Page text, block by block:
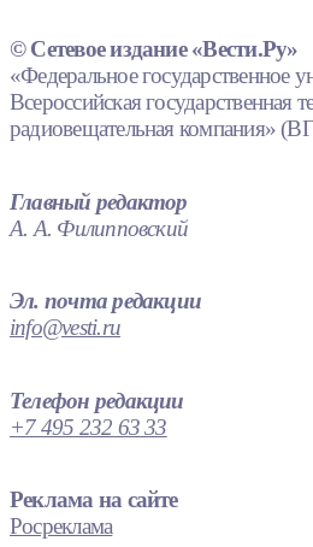
© Сетевое издание «Вести.Ру»
«Федеральное государственное
Всероссийская государственная
радиовещательная компания»
Главный редактор
А. А. Филипповский
Эл. почта редакции
info@vesti.ru
Телефон редакции
+7 495 232 63 33
Реклама на сайте
Росреклама